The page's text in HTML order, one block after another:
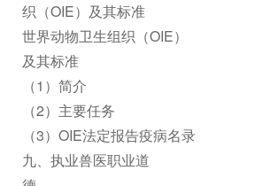
织（OIE）及其标准
世界动物卫生组织（OIE）
及其标准
（1）简介
（2）主要任务
（3）OIE法定报告疫病名录
九、执业兽医职业道